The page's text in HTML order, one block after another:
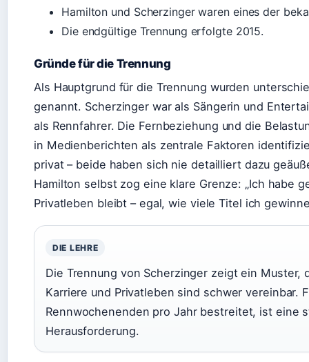
Hamilton und Scherzinger waren eines der
Die endgültige Trennung erfolgte 2015.
Gründe für die Trennung
Als Hauptgrund für die Trennung wurden
genannt. Scherzinger war als Sängerin und
als Rennfahrer. Die Fernbeziehung und die
in Medienberichten als zentrale Faktoren
privat – beide haben sich nie detailliert dazu
Hamilton selbst zog eine klare Grenze: „Ich habe
Privatleben bleibt – egal, wie viele Titel ich
DIE LEHRE
Die Trennung von Scherzinger zeigt ein Muster,
Karriere und Privatleben sind schwer vereinbar.
Rennwochenenden pro Jahr bestreitet, ist eine
Herausforderung.